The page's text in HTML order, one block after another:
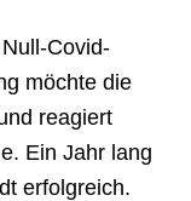
Covid-
möchte die
reagiert
Ein Jahr lang
erfolgreich.